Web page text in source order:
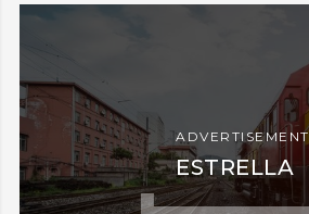
ADVERTISEMENT
ESTRELLA